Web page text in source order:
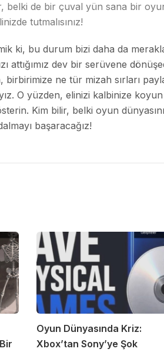
belki de bir çuval yün sana bir
tutmalısınız!
ki, bu durum bizi daha da
attığımız dev bir serüvene
birbirimize ne tür mizah sırları
O yüzden, elinizi kalbinize
Kim bilir, belki oyun
başaracağız!
Oyun Dünyasında Kriz:
Xbox’tan Sony’ye Şok